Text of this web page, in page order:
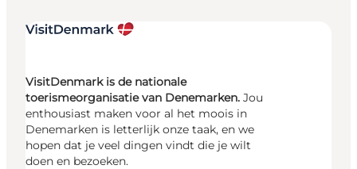
VisitDenmark is de nationale
toerismeorganisatie van Denemarken. Jou
enthousiast maken voor al het moois in
Denemarken is letterlijk onze taak, en we
hopen dat je veel dingen vindt die je wilt
doen en bezoeken.